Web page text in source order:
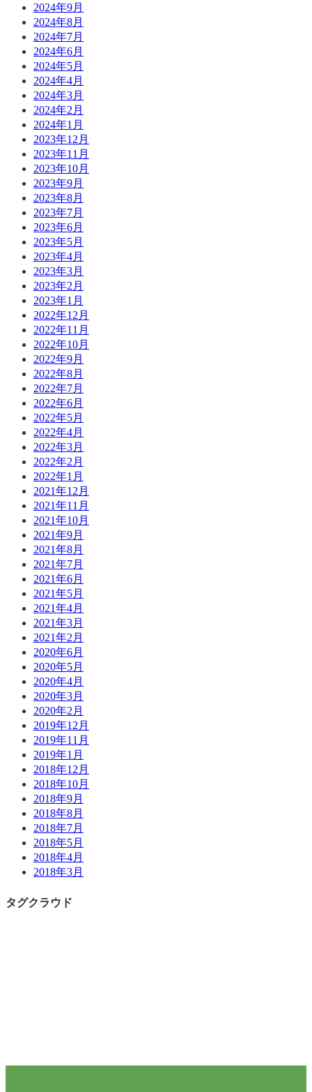
2024年9月
2024年8月
2024年7月
2024年6月
2024年5月
2024年4月
2024年3月
2024年2月
2024年1月
2023年12月
2023年11月
2023年10月
2023年9月
2023年8月
2023年7月
2023年6月
2023年5月
2023年4月
2023年3月
2023年2月
2023年1月
2022年12月
2022年11月
2022年10月
2022年9月
2022年8月
2022年7月
2022年6月
2022年5月
2022年4月
2022年3月
2022年2月
2022年1月
2021年12月
2021年11月
2021年10月
2021年9月
2021年8月
2021年7月
2021年6月
2021年5月
2021年4月
2021年3月
2021年2月
2020年6月
2020年5月
2020年4月
2020年3月
2020年2月
2019年12月
2019年11月
2019年1月
2018年12月
2018年10月
2018年9月
2018年8月
2018年7月
2018年5月
2018年4月
2018年3月
タグクラウド